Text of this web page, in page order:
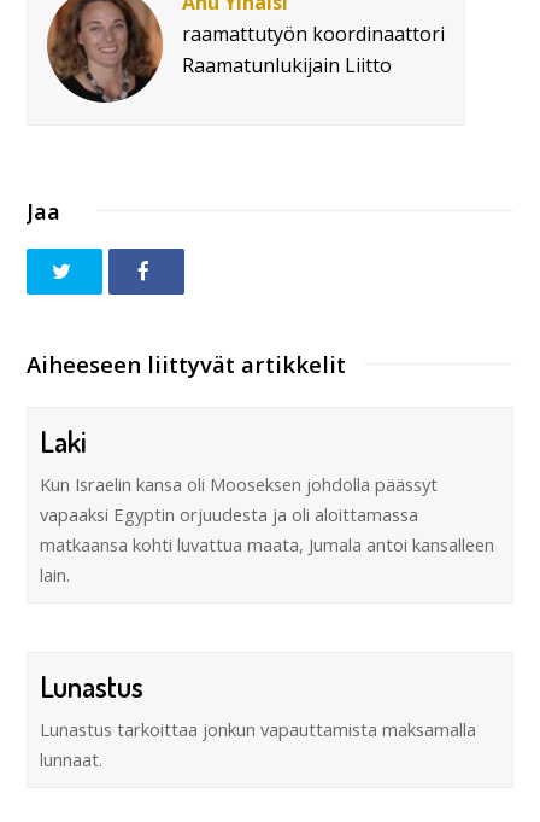
raamattutyön koordinaattori
Raamatunlukijain Liitto
Jaa
Aiheeseen liittyvät artikkelit
Laki
Kun Israelin kansa oli Mooseksen johdolla päässyt
vapaaksi Egyptin orjuudesta ja oli aloittamassa
matkaansa kohti luvattua maata, Jumala antoi kansalleen
lain.
Lunastus
Lunastus tarkoittaa jonkun vapauttamista maksamalla
lunnaat.